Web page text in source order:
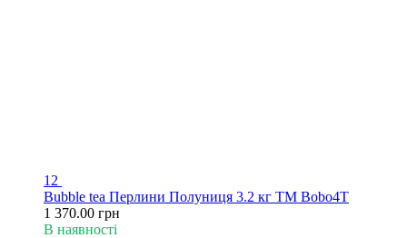
12
Bubble tea Перлини Полуниця 3.2 кг TM Bobo4T
1 370.00 грн
В наявності